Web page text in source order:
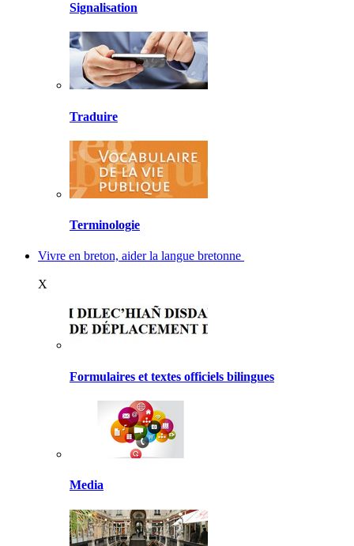
Signalisation
Traduire
Terminologie
Vivre en breton, aider la langue bretonne
X
Formulaires et textes officiels bilingues
Media